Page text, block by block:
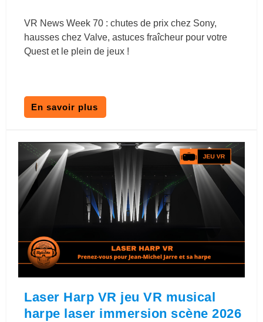
VR News Week 70 : chutes de prix chez Sony,
hausses chez Valve, astuces fraîcheur pour votre
Quest et le plein de jeux !
En savoir plus
Laser Harp VR jeu VR musical
harpe laser immersion scène 2026